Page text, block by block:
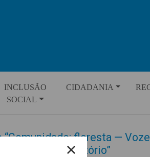
INCLUSÃO
SOCIAL
CIDADANIA
“Comunidade: floresta —
futuro de um território”